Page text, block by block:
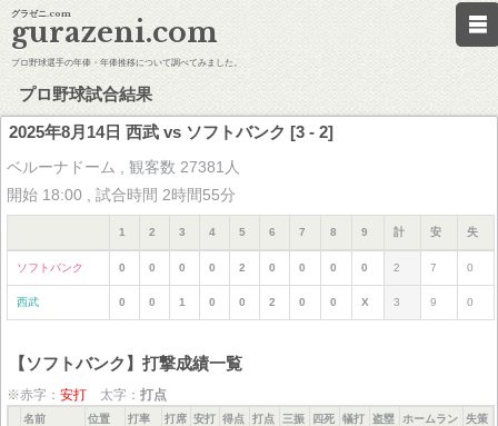
グラゼニ.com
gurazeni.com
プロ野球選手の年俸・年俸推移について調べてみました。
プロ野球試合結果
2025年8月14日 西武 vs ソフトバンク [3 - 2]
ベルーナドーム , 観客数 27381人
開始 18:00 , 試合時間 2時間55分
1 2 3 4 5 6 7 8 9 計 安 失
ソフトバンク 0 0 0 0 2 0 0 0 0 2 7 0
西武 0 0 1 0 0 2 0 0 X 3 9 0
【ソフトバンク】打撃成績一覧
※赤字： 安打 太字： 打点
名前 位置 打率 打席 安打 得点 打点 三振 四死 犠打 盗塁 ホームラン 失策